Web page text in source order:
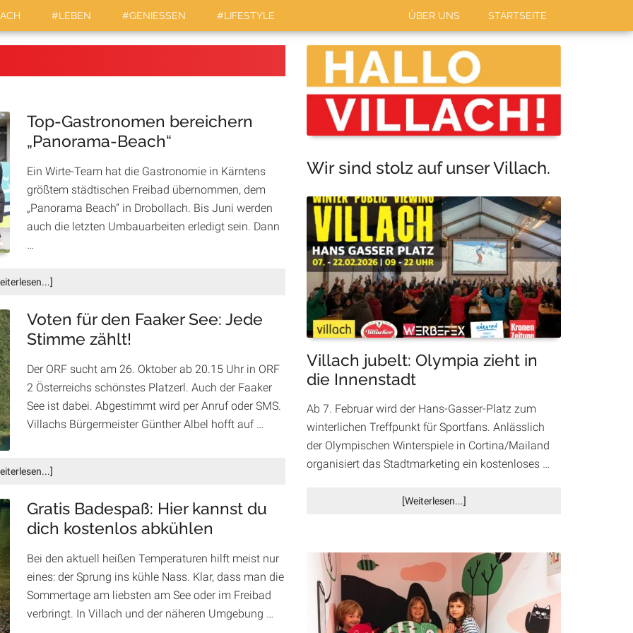
#LEBEN #GENIESSEN #LIFESTYLE STARTSEITE
ÜBER UNS
Top-Gastronomen bereichern
„Panorama-Beach“
Ein Wirte-Team hat die Gastronomie in Kärntens
größtem städti­schen Freibad übernommen, dem
„Panorama Beach“ in Drobollach. Bis Juni wer­den
auch die letzten Umbauarbeiten erledigt sein. Dann
…
Infos
Plugin
Top-
Gastronomen
„Panorama-
Beach“
Voten für den Faaker See: Jede
Stimme zählt!
Der ORF sucht am 26. Oktober ab 20.15 Uhr in ORF
2 Österreichs schönstes Platzerl. Auch der Faaker
See ist dabei. Abgestimmt wird per Anruf oder SMS.
Villachs Bürgermeister Günther Albel hofft auf …
Infos
Plugin
Voten
für
Faaker
See:
Jede
Stimme
Gratis Badespaß: Hier kannst du
dich kostenlos abkühlen
Bei den aktuell heißen Temperaturen hilft meist nur
eines: der Sprung ins kühle Nass. Klar, dass man die
Sommertage am liebsten am See oder im Freibad
verbringt. In Villach und der näheren Umgebung …
Haupt-
Sidebar
Wir sind stolz auf unser Villach.
Villach jubelt: Olympia zieht in
die Innenstadt
Ab 7. Februar wird der Hans-Gasser-Platz zum
winterlichen Treffpunkt für Sportfans. Anlässlich
der Olympischen Winterspiele in Cortina/Mailand
organisiert das Stadtmarketing ein kostenloses …
[Weiterlesen...]Infos
jubelt:
Olympia
zieht
in
die